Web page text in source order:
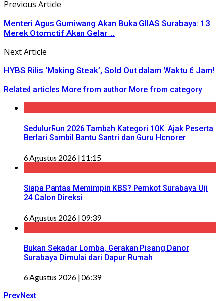
Previous Article
Menteri Agus Gumiwang Akan Buka GIIAS Surabaya: 13
Merek Otomotif Akan Gelar ...
Next Article
HYBS Rilis ‘Making Steak’, Sold Out dalam Waktu 6 Jam!
Related articles More from author More from category
SedulurRun 2026 Tambah Kategori 10K: Ajak Peserta
Berlari Sambil Bantu Santri dan Guru Honorer
6 Agustus 2026 | 11:15
Siapa Pantas Memimpin KBS? Pemkot Surabaya Uji
24 Calon Direksi
6 Agustus 2026 | 09:39
Bukan Sekadar Lomba, Gerakan Pisang Danor
Surabaya Dimulai dari Dapur Rumah
6 Agustus 2026 | 06:39
PrevNext